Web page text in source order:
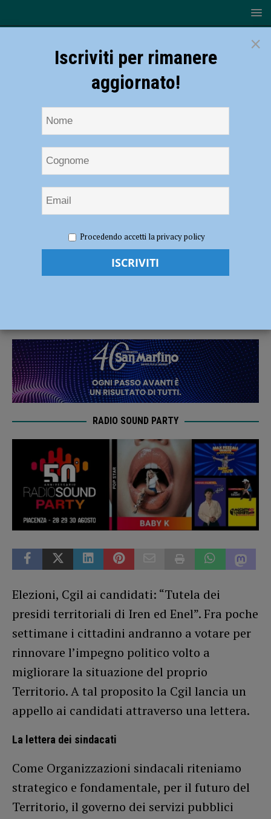
candidati: “Tutela dei presidi territoriali”
Iren ed Enel, Cgil ai candidati: “Tutela dei
RADIO SOUND PARTY
Elezioni, Cgil ai candidati: “Tutela dei
presidi territoriali di Iren ed Enel”. Fra poche
settimane i cittadini andranno a votare per
rinnovare l’impegno politico volto a
migliorare la situazione del proprio
Territorio. A tal proposito la Cgil lancia un
appello ai candidati attraverso una lettera.
La lettera dei sindacati
Come Organizzazioni sindacali riteniamo
strategico e fondamentale, per il futuro del
Territorio, il governo dei servizi pubblici
×
Iscriviti per rimanere
aggiornato!
Procedendo accetti la privacy policy